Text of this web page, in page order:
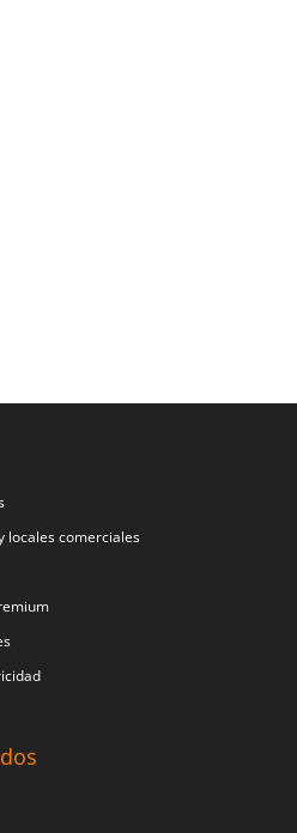
locales comerciales